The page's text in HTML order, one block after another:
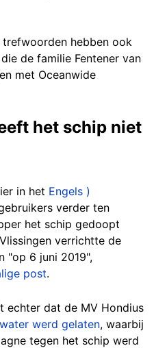
trefwoorden hebben ook
de familie Fentener van
met Oceanwide
het schip niet
in het Engels )
verder ten
het schip gedoopt
verrichtte de
"op 6 juni 2019",
post.
echter dat de MV Hondius
werd gelaten, waarbij
tegen het schip werd